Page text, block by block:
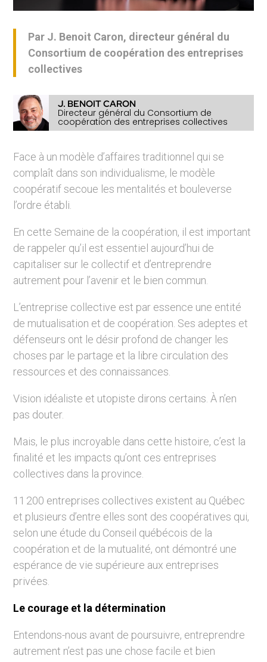
Par J. Benoit Caron, directeur général du
Consortium de coopération des entreprises
collectives
J. BENOIT CARON
Directeur général du Consortium de
coopération des entreprises collectives
Face à un modèle d’affaires traditionnel qui se
complaît dans son individualisme, le modèle
coopératif secoue les mentalités et bouleverse
l’ordre établi.
En cette Semaine de la coopération, il est important
de rappeler qu’il est essentiel aujourd’hui de
capitaliser sur le collectif et d’entreprendre
autrement pour l’avenir et le bien commun.
L’entreprise collective est par essence une entité
de mutualisation et de coopération. Ses adeptes et
défenseurs ont le désir profond de changer les
choses par le partage et la libre circulation des
ressources et des connaissances.
Vision idéaliste et utopiste dirons certains. À n’en
pas douter.
Mais, le plus incroyable dans cette histoire, c’est la
finalité et les impacts qu’ont ces entreprises
collectives dans la province.
11 200 entreprises collectives existent au Québec
et plusieurs d’entre elles sont des coopératives qui,
selon une étude du Conseil québécois de la
coopération et de la mutualité, ont démontré une
espérance de vie supérieure aux entreprises
privées.
Le courage et la détermination
Entendons-nous avant de poursuivre, entreprendre
autrement n’est pas une chose facile et bien